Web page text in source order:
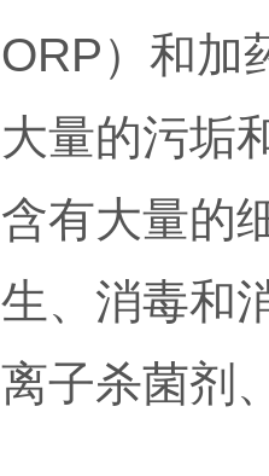
ORP）和加
大量的污垢
含有大量的
生、消毒和
离子杀菌剂